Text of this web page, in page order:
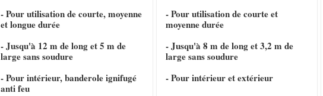
- Pour utilisation de courte, moyenne
et longue durée
- Jusqu'à 12 m de long et 5 m de
large sans soudure
- Pour intérieur, banderole ignifugé
anti feu
- Pour utilisation de courte et
moyenne durée
- Jusqu'à 8 m de long et 3,2 m de
large sans soudure
- Pour intérieur et extérieur